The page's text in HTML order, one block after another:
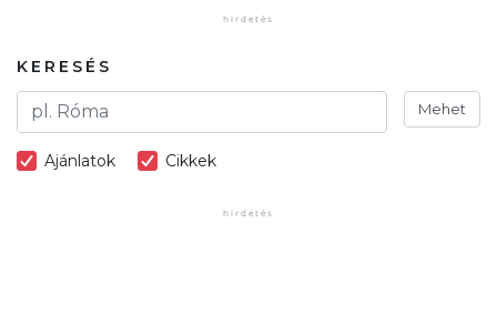
KERESÉS
Mehet
Ajánlatok Cikkek